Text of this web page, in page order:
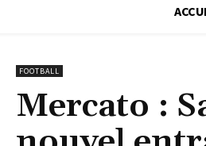
FOOTBALL
Mercato :